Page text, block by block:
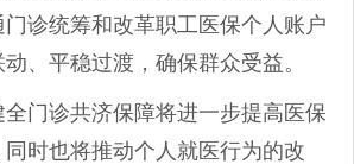
门诊统筹和改革职工医保个人账户
、平稳过渡，确保群众受益。
门诊共济保障将进一步提高医保
时也将推动个人就医行为的改